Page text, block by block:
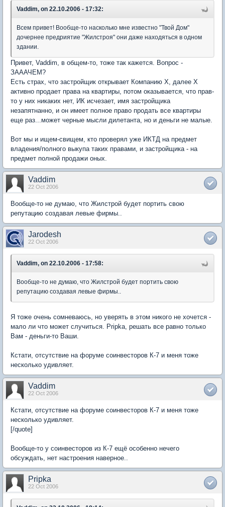
Vaddim, on 22.10.2006 - 17:32:
Всем привет! Вообще-то насколько мне известно "Твой Дом"
дочернее предриятие "Жилстроя" они даже находяться в одном
здании.
Привет, Vaddim, в общем-то, тоже так кажется. Вопрос -
ЗАААЧЕМ?
Есть страх, что застройщик открывает Компанию Х, далее Х
активно продает права на квартиры, потом оказывается, что прав-
то у них никаких нет, ИК исчезает, имя застройщика
незапятнанно, и он имеет полное право продать все квартиры
еще раз...может черные мысли дилетанта, но и деньги не малые.
Вот мы и ищем-свищем, кто проверял уже ИКТД на предмет
владения/полного выкупа таких правами, и застройщика - на
предмет полной продажи оных.
Vaddim
22 Oct 2006
Вообще-то не думаю, что Жилстрой будет портить свою
репутацию создавая левые фирмы..
Jarodesh
22 Oct 2006
Vaddim, on 22.10.2006 - 17:58:
Вообще-то не думаю, что Жилстрой будет портить свою
репутацию создавая левые фирмы..
Я тоже очень сомневаюсь, но уверять в этом никого не хочется -
мало ли что может случиться. Pripka, решать все равно только
Вам - деньги-то Ваши.
Кстати, отсутствие на форуме соинвесторов К-7 и меня тоже
несколько удивляет.
Vaddim
22 Oct 2006
Кстати, отсутствие на форуме соинвесторов К-7 и меня тоже
несколько удивляет.
[/quote]
Вообще-то у соинвесторов из К-7 ещё особенно нечего
обсуждать, нет настроения наверное..
Pripka
22 Oct 2006